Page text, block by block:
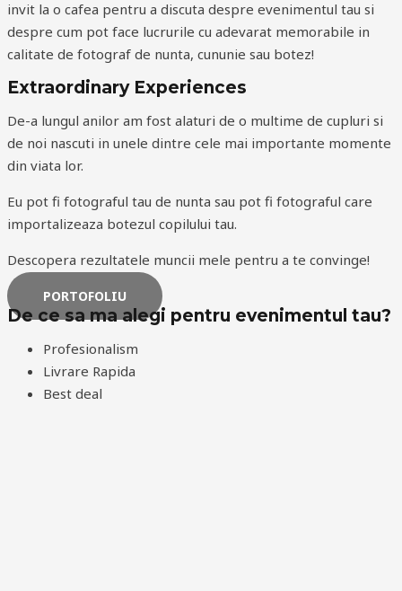
invit la o cafea pentru a discuta despre evenimentul tau si
despre cum pot face lucrurile cu adevarat memorabile in
calitate de fotograf de nunta, cununie sau botez!
Extraordinary Experiences
De-a lungul anilor am fost alaturi de o multime de cupluri si
de noi nascuti in unele dintre cele mai importante momente
din viata lor.
Eu pot fi fotograful tau de nunta sau pot fi fotograful care
importalizeaza botezul copilului tau.
Descopera rezultatele muncii mele pentru a te convinge!
PORTOFOLIU
De ce sa ma alegi pentru evenimentul tau?
Profesionalism
Livrare Rapida
Best deal